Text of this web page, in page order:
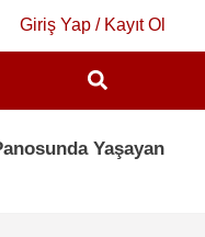
Giriş Yap / Kayıt Ol
Yaşayan